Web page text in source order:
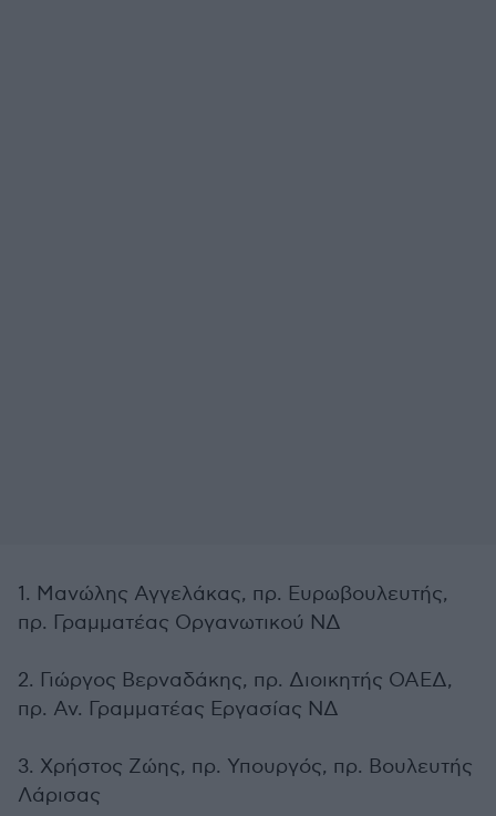
1. Μανώλης Αγγελάκας, πρ. Ευρωβουλευτής,
πρ. Γραμματέας Οργανωτικού ΝΔ
2. Γιώργος Βερναδάκης, πρ. Διοικητής ΟΑΕΔ,
πρ. Αν. Γραμματέας Εργασίας ΝΔ
3. Χρήστος Ζώης, πρ. Υπουργός, πρ. Βουλευτής
Λάρισας